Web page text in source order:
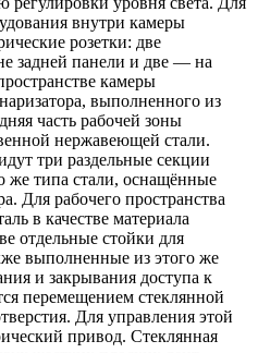
внутри камеры
розетки: две
задней панели и две — на
камеры
выполненного из
часть рабочей зоны
нержавеющей стали.
три раздельные секции
же типа стали, оснащённые
Для рабочего пространства
в качестве материала
отдельные стойки для
выполненные из этого же
и закрывания доступа к
перемещением стеклянной
Для управления этой
привод. Стеклянная